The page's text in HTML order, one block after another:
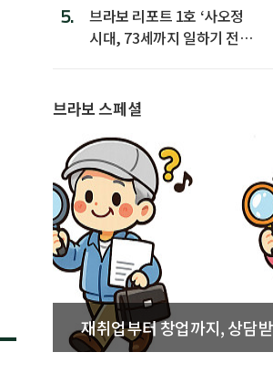
5.
브라보 리포트 1호 ‘사오정
시대, 73세까지 일하기 전략’
브라보 스페셜
재취업부터 창업까지, 상담